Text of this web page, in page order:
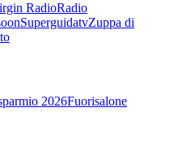
RadioRadio
SuperguidatvZuppa di
2026Fuorisalone